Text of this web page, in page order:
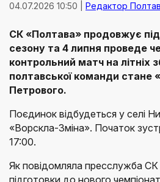
04.07.2026 10:50 | Редактор
СК «Полтава» продовжує
сезону та 4 липня проведе
контрольний матч на літніх
полтавської команди стане
Петрового.
Поєдинок відбудеться у селі
«Ворскла-Зміна». Початок
17:00.
Як повідомляла пресслужба